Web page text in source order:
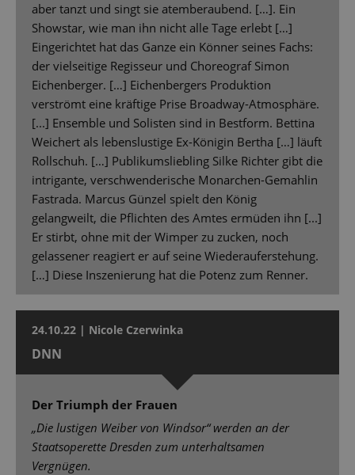
aber tanzt und singt sie atemberaubend. […]. Ein
Showstar, wie man ihn nicht alle Tage erlebt […]
Eingerichtet hat das Ganze ein Könner seines Fachs:
der vielseitige Regisseur und Choreograf Simon
Eichenberger. […] Eichenbergers Produktion
verströmt eine kräftige Prise Broadway-Atmosphäre.
[...] Ensemble und Solisten sind in Bestform. Bettina
Weichert als lebenslustige Ex-Königin Bertha […] läuft
Rollschuh. […] Publikumsliebling Silke Richter gibt die
intrigante, verschwenderische Monarchen-Gemahlin
Fastrada. Marcus Günzel spielt den König
gelangweilt, die Pflichten des Amtes ermüden ihn [...]
Er stirbt, ohne mit der Wimper zu zucken, noch
gelassener reagiert er auf seine Wiederauferstehung.
[…] Diese Inszenierung hat die Potenz zum Renner.
24.10.22 | Nicole Czerwinka
DNN
Der Triumph der Frauen
„Die lustigen Weiber von Windsor“ werden an der
Staatsoperette Dresden zum unterhaltsamen
Vergnügen.